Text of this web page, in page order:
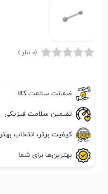
(0 نظر )
ضمانت سلامت کالا
تضمین سلامت فیزیکی
کیفیت برتر، انتخاب بهتر
بهترین‌ها برای شما